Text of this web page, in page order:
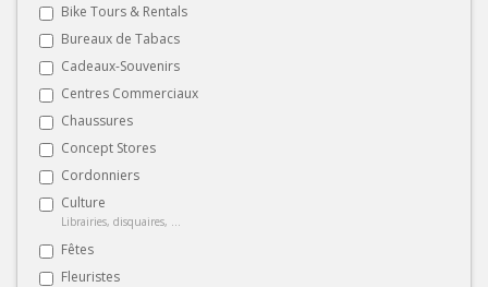
Bike Tours & Rentals
Bureaux de Tabacs
Cadeaux-Souvenirs
Centres Commerciaux
Chaussures
Concept Stores
Cordonniers
Culture
Librairies, disquaires, ...
Fêtes
Fleuristes